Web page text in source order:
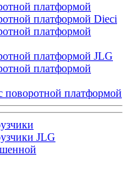
платформой
платформой Dieci
платформой
платформой JLG
платформой
поворотной платформой
JLG